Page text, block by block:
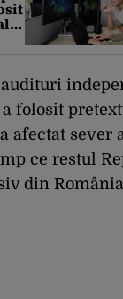
a folosit
afectat
ce restul
din